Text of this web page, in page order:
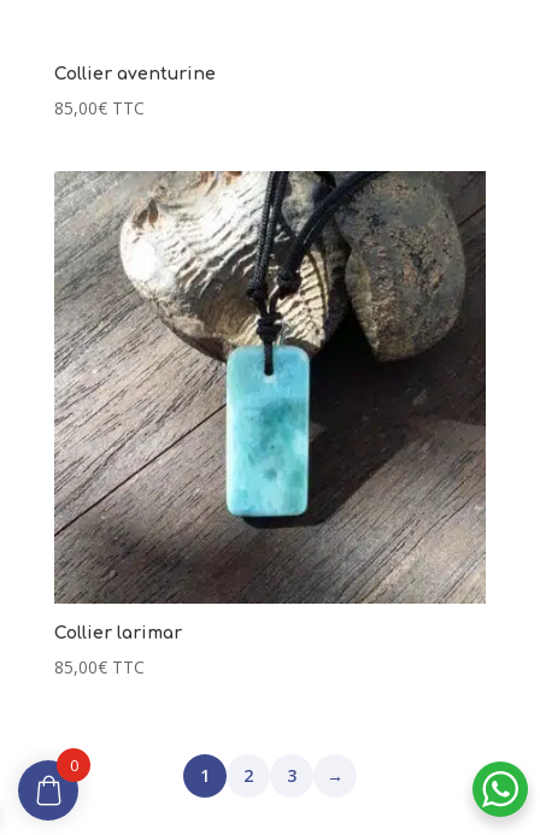
1 avis
Collier aventurine
85,00€ TTC
Collier larimar
85,00€ TTC
1 2 3 →
0